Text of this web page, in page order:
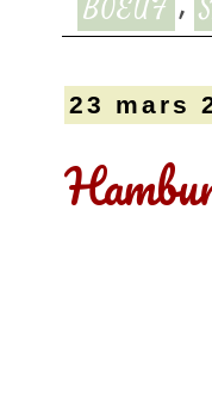
BOEUF
23 mars